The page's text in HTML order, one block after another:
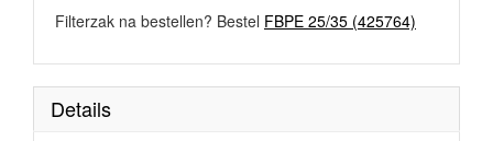
Filterzak na bestellen? Bestel FBPE 25/35 (425764)
Details